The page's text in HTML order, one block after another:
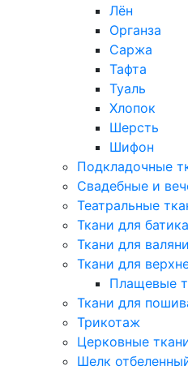
Лён
Органза
Саржа
Тафта
Туаль
Хлопок
Шерсть
Шифон
Подкладочные
Свадебные и
Театральные
Ткани для батика
Ткани для валяния
Ткани для
Плащевые
Ткани для пошива
Трикотаж
Церковные ткани
Шелк отбеленный